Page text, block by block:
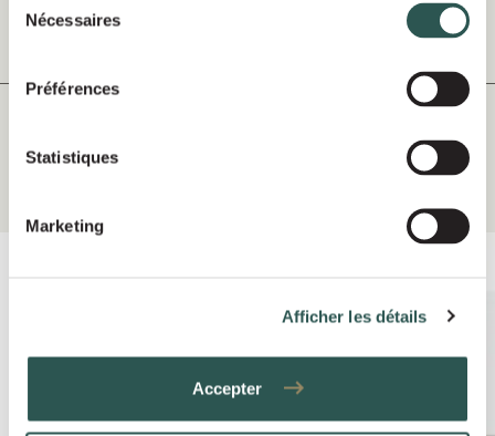
Nécessaires
Préférences
Statistiques
Marketing
Afficher les détails
Accepter